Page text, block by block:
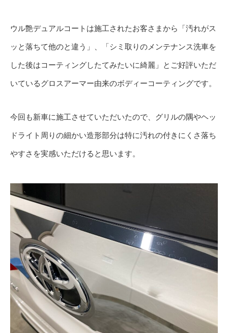
ウル艶デュアルコートは施工されたお客さまから「汚れがス
ッと落ちて他のと違う」、「シミ取りのメンテナンス洗車を
した後はコーティングしたてみたいに綺麗」とご好評いただ
いているグロスアーマー由来のボディーコーティングです。
今回も新車に施工させていただいたので、グリルの隅やヘッ
ドライト周りの細かい造形部分は特に汚れの付きにくさ落ち
やすさを実感いただけると思います。